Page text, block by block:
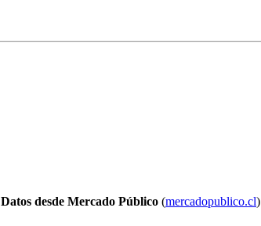
Datos desde Mercado Público (mercadopublico.cl)